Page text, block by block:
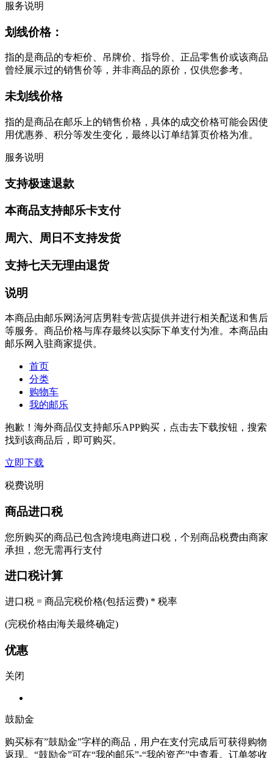
服务说明
划线价格：
指的是商品的专柜价、吊牌价、指导价、正品零售价或该商品
曾经展示过的销售价等，并非商品的原价，仅供您参考。
未划线价格
指的是商品在邮乐上的销售价格，具体的成交价格可能会因使
用优惠券、积分等发生变化，最终以订单结算页价格为准。
服务说明
支持极速退款
本商品支持邮乐卡支付
周六、周日不支持发货
支持七天无理由退货
说明
本商品由邮乐网汤河店男鞋专营店提供并进行相关配送和售后
等服务。商品价格与库存最终以实际下单支付为准。本商品由
邮乐网入驻商家提供。
首页
分类
购物车
我的邮乐
抱歉！海外商品仅支持邮乐APP购买，点击去下载按钮，搜索
找到该商品后，即可购买。
立即下载
税费说明
商品进口税
您所购买的商品已包含跨境电商进口税，个别商品税费由商家
承担，您无需再行支付
进口税计算
进口税 = 商品完税价格(包括运费) * 税率
(完税价格由海关最终确定)
优惠
关闭
鼓励金
购买标有”鼓励金”字样的商品，用户在支付完成后可获得购物
返现。“鼓励金”可在“我的邮乐”-“我的资产”中查看。订单签收